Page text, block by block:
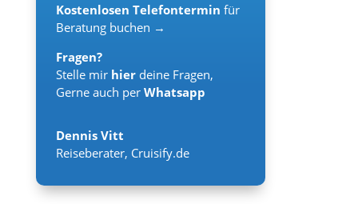
Kostenlosen Telefontermin für
Beratung buchen →
Fragen?
Stelle mir hier deine Fragen,
Gerne auch per Whatsapp
Dennis Vitt
Reiseberater, Cruisify.de